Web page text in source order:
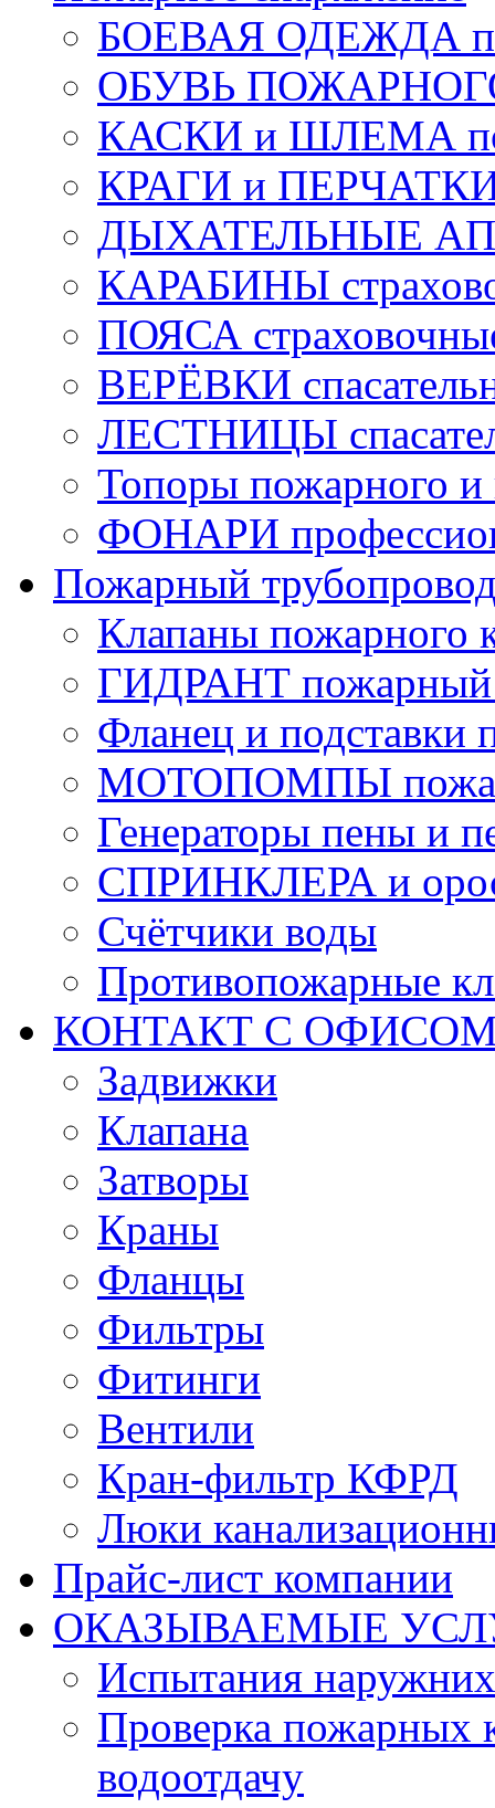
БОЕВАЯ ОДЕЖДА
ОБУВЬ
КАСКИ и ШЛЕМА
КРАГИ и ПЕРЧАТКИ
ДЫХАТЕЛЬНЫЕ
КАРАБИНЫ
ПОЯСА
ВЕРЁВКИ
ЛЕСТНИЦЫ
Топоры пожарного и
ФОНАРИ
Пожарный
Клапаны пожарного
ГИДРАНТ пожарный
Фланец и подставки
МОТОПОМПЫ
Генераторы пены и
СПРИНКЛЕРА и
Счётчики воды
Противопожарные
КОНТАКТ С ОФИСОМ
Задвижки
Клапана
Затворы
Краны
Фланцы
Фильтры
Фитинги
Вентили
Кран-фильтр КФРД
Люки
Прайс-лист компании
ОКАЗЫВАЕМЫЕ
Испытания
Проверка пожарных
водоотдачу